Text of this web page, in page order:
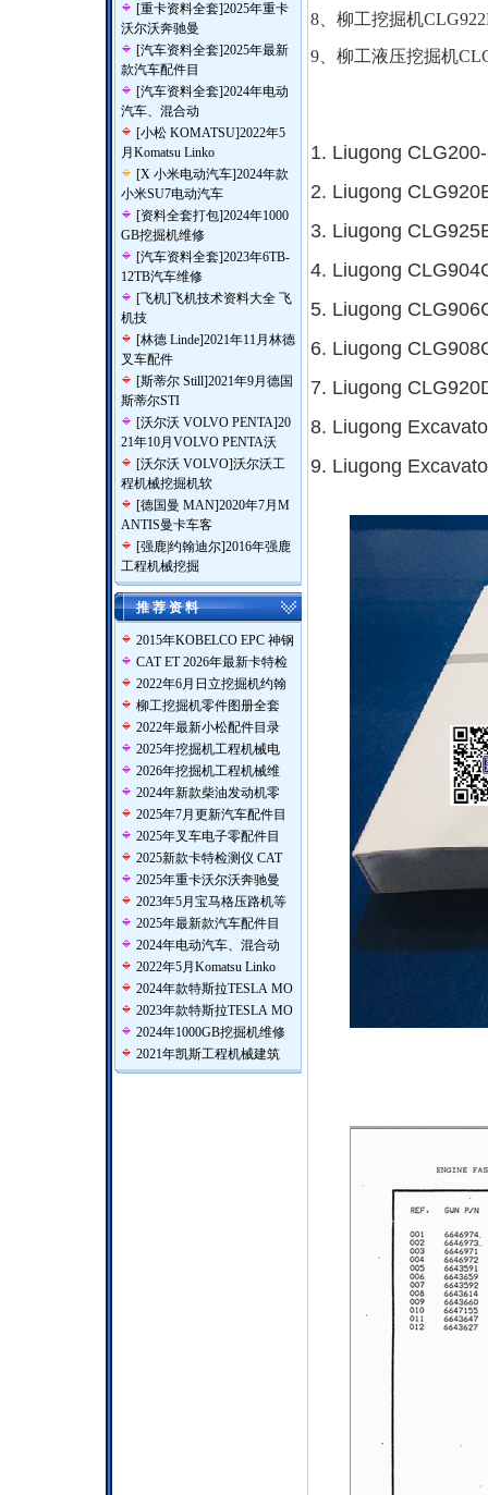
[重卡资料全套]2025年重卡
沃尔沃奔驰曼
[汽车资料全套]2025年最新
款汽车配件目
[汽车资料全套]2024年电动
汽车、混合动
[小松 KOMATSU]2022年5
月Komatsu Linko
[X 小米电动汽车]2024年款
小米SU7电动汽车
[资料全套打包]2024年1000
GB挖掘机维修
[汽车资料全套]2023年6TB-
12TB汽车维修
[飞机]飞机技术资料大全 飞
机技
[林德 Linde]2021年11月林德
叉车配件
[斯蒂尔 Still]2021年9月德国
斯蒂尔STI
[沃尔沃 VOLVO PENTA]20
21年10月VOLVO PENTA沃
[沃尔沃 VOLVO]沃尔沃工
程机械挖掘机软
[德国曼 MAN]2020年7月M
ANTIS曼卡车客
[强鹿|约翰迪尔]2016年强鹿
工程机械挖掘
推 荐 资 料
2015年KOBELCO EPC 神钢
CAT ET 2026年最新卡特检
2022年6月日立挖掘机约翰
柳工挖掘机零件图册全套
2022年最新小松配件目录
2025年挖掘机工程机械电
2026年挖掘机工程机械维
2024年新款柴油发动机零
2025年7月更新汽车配件目
2025年叉车电子零配件目
2025新款卡特检测仪 CAT
2025年重卡沃尔沃奔驰曼
2023年5月宝马格压路机等
2025年最新款汽车配件目
2024年电动汽车、混合动
2022年5月Komatsu Linko
2024年款特斯拉TESLA MO
2023年款特斯拉TESLA MO
2024年1000GB挖掘机维修
2021年凯斯工程机械建筑
8、柳工挖掘机
9、柳工液压挖掘机
1. Liugong
2. Liugong
3. Liugong
4. Liugong
5. Liugong
6. Liugong
7. Liugong
8. Liugong
9. Liugong